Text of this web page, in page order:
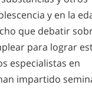
y en la
que debatir
para lograr
especialistas en
impartido